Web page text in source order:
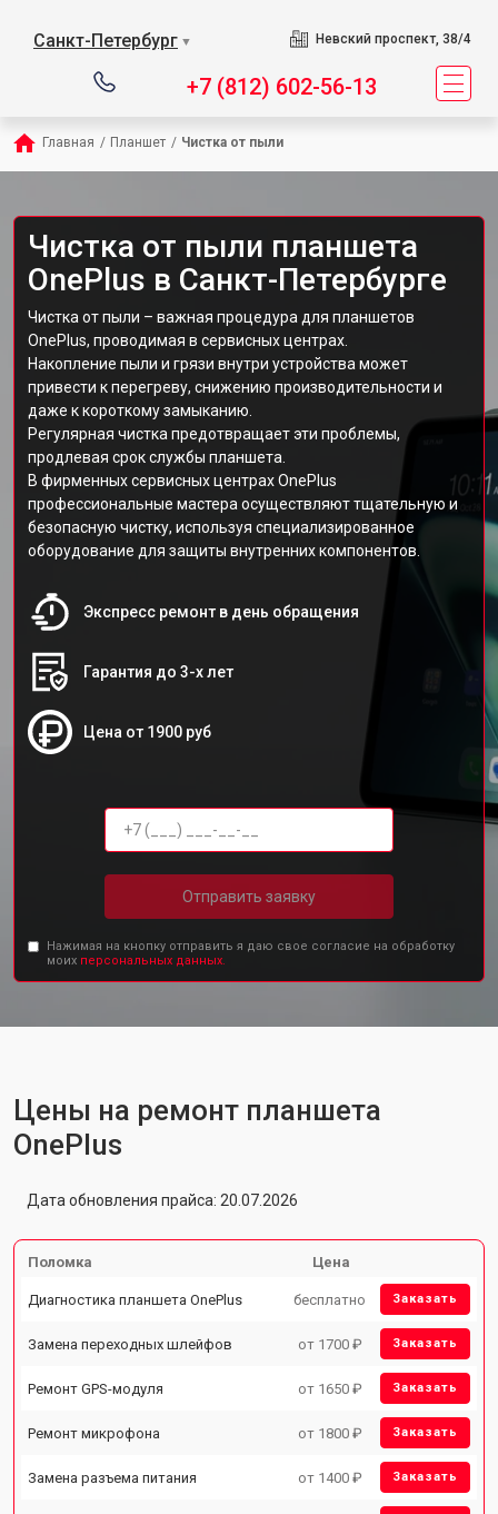
Санкт-Петербург ▼ Невский проспект, 38/4
+7 (812) 602-56-13
Главная / Планшет / Чистка от пыли
Чистка от пыли планшета
OnePlus в Санкт-Петербурге
Чистка от пыли – важная процедура для планшетов
OnePlus, проводимая в сервисных центрах.
Накопление пыли и грязи внутри устройства может
привести к перегреву, снижению производительности и
даже к короткому замыканию.
Регулярная чистка предотвращает эти проблемы,
продлевая срок службы планшета.
В фирменных сервисных центрах OnePlus
профессиональные мастера осуществляют тщательную и
безопасную чистку, используя специализированное
оборудование для защиты внутренних компонентов.
Экспресс ремонт в день обращения
Гарантия до 3-х лет
Цена от 1900 руб
Отправить заявку
Нажимая на кнопку отправить я даю свое согласие на обработку
моих персональных данных.
Цены на ремонт планшета
OnePlus
Дата обновления прайса: 20.07.2026
Поломка Цена
Диагностика планшета OnePlus бесплатно Заказать
Замена переходных шлейфов от 1700 ₽ Заказать
Ремонт GPS-модуля от 1650 ₽ Заказать
Ремонт микрофона от 1800 ₽ Заказать
Замена разъема питания от 1400 ₽ Заказать